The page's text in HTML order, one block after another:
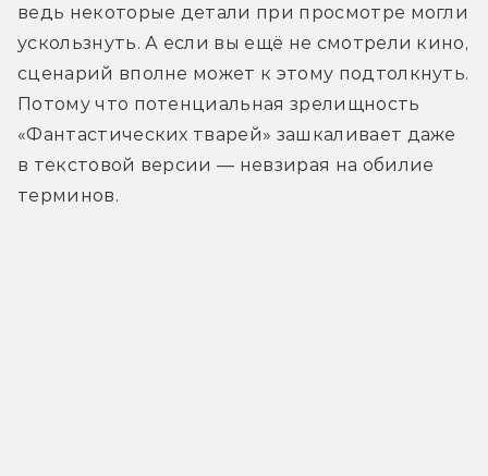
ведь некоторые детали при просмотре могли
ускользнуть. А если вы ещё не смотрели кино,
сценарий вполне может к этому подтолкнуть.
Потому что потенциальная зрелищность
«Фантастических тварей» зашкаливает даже
в текстовой версии — невзирая на обилие
терминов.